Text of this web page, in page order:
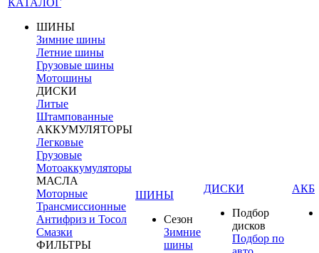
ШИНЫ
Зимние шины
Летние шины
Грузовые шины
Мотошины
ДИСКИ
Литые
Штампованные
АККУМУЛЯТОРЫ
Легковые
Грузовые
Мотоаккумуляторы
МАСЛА
Моторные
Трансмиссионные
Антифриз и Тосол
Смазки
ФИЛЬТРЫ
ШИНЫ
Сезон
Зимние
шины
ДИСКИ
Подбор
дисков
Подбор по
АКБ